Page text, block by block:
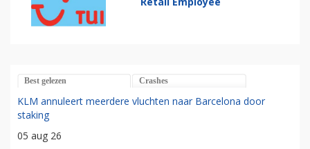
Best gelezen Crashes
KLM annuleert meerdere vluchten naar Barcelona door
staking
05 aug 26